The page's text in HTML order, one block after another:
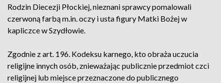
Rodzin Diecezji Płockiej, nieznani sprawcy pomalowali
czerwoną farbą m.in. oczy i usta figury Matki Bożej w
kapliczce w Szydłowie.
Zgodnie z art. 196. Kodeksu karnego, kto obraża uczucia
religijne innych osób, znieważając publicznie przedmiot czci
religijnej lub miejsce przeznaczone do publicznego